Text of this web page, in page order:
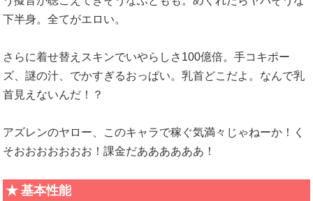
下半身。全てがエロい。
さらに着せ替えスキンでいやらしさ100億倍。手コキポー
ズ、謎の汁、でかすぎるおっぱい。乳首どこだよ。なんで乳
首見えないんだ！？
アズレンのヤロー、このキャラで稼ぐ気満々じゃねーか！く
そおおおおおおお！課金だああああああ！
基本性能